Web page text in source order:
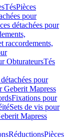
TésPièces
pour
détachées pour
raccordements,
ObturateursTés
pour
Geberit Mapress
Fixations pour
Sets de vis pour
Mapress
RéductionsPièces